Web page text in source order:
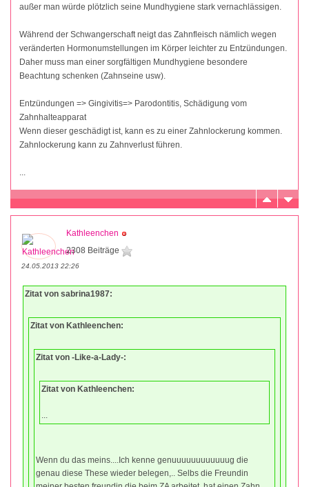
außer man würde plötzlich seine Mundhygiene stark vernachlässigen.
Während der Schwangerschaft neigt das Zahnfleisch nämlich wegen
veränderten Hormonumstellungen im Körper leichter zu Entzündungen.
Daher muss man einer sorgfältigen Mundhygiene besondere
Beachtung schenken (Zahnseine usw).
Entzündungen => Gingivitis=> Parodontitis, Schädigung vom
Zahnhalteapparat
Wenn dieser geschädigt ist, kann es zu einer Zahnlockerung kommen.
Zahnlockerung kann zu Zahnverlust führen.
...
Kathleenchen
2308 Beiträge
24.05.2013 22:26
Zitat von sabrina1987:
Zitat von Kathleenchen:
Zitat von -Like-a-Lady-:
Zitat von Kathleenchen:
...
Wenn du das meins....Ich kenne genuuuuuuuuuuuug die
genau diese These wieder belegen,.. Selbs die Freundin